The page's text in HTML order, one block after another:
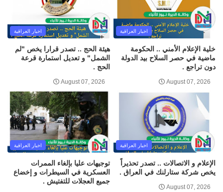
اخبار العراقية
خلية الإعلام الأمني .. الحكومة
ماضية في حصر السلاح بيد الدولة
دون تراجع .
August 07, 2026
اخبار العراقية
هيئة الحج .. تصدر قرارا يخص "لم
الشمل" و تعديل استمارة قرعة
الحج .
August 07, 2026
اخبار العراقية
الإعلام و الاتصالات .. تصدر تحذيراً
يخص شركة ستارلنك في العراق .
August 07, 2026
اخبار العراقية
توجيهات عليا بإلغاء الممرات
العسكرية في السيطرات و إخضاع
جميع العجلات للتفتيش .